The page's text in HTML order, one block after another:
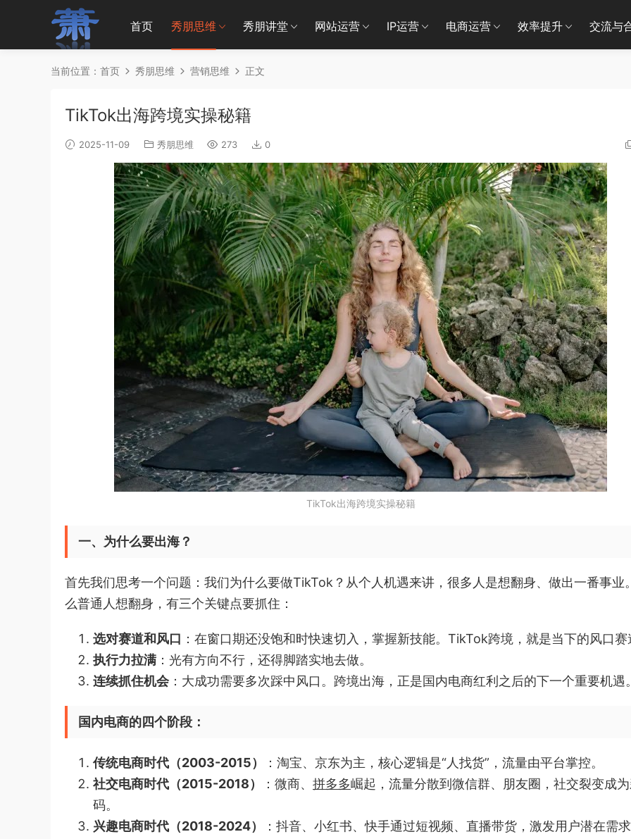
首页 秀朋思维 秀朋讲堂 网站运营 IP运营 电商运营 效率提升 交流与
当前位置： 首页 秀朋思维 营销思维 正文
TikTok出海跨境实操秘籍
2025-11-09 秀朋思维 273 0
TikTok出海跨境实操秘籍
一、为什么要出海？
首先我们思考一个问题：我们为什么要做TikTok？从个人机遇来讲，很多人是想翻身、做出一番事业
么普通人想翻身，有三个关键点要抓住：
选对赛道和风口 ：在窗口期还没饱和时快速切入，掌握新技能。TikTok跨境，就是当下的风口赛
执行力拉满 ：光有方向不行，还得脚踏实地去做。
连续抓住机会：大成功需要多次踩中风口。跨境出海，正是国内电商红利之后的下一个重要机遇
国内电商的四个阶段：
传统电商时代（2003-2015）
：淘宝、京东为主，核心逻辑是“人找货”，流量由平台掌控。
社交电商时代（2015-2018）
：微商、 拼多多崛起，流量分散到微信群、朋友圈，社交裂变成
码。
兴趣电商时代（2018-2024）
：抖音、小红书、快手通过短视频、直播带货，激发用户潜在需